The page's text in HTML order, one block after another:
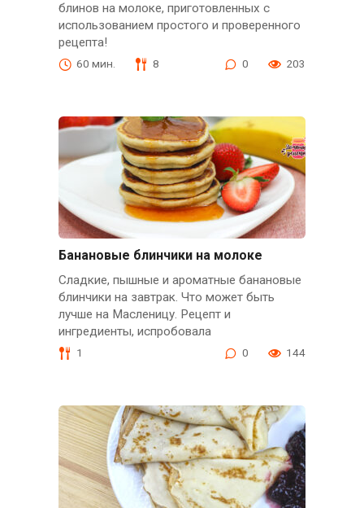
блинов на молоке, приготовленных с
использованием простого и проверенного
рецепта!
60 мин. 8 0 203
Банановые блинчики на молоке
Сладкие, пышные и ароматные банановые
блинчики на завтрак. Что может быть
лучше на Масленицу. Рецепт и
ингредиенты, испробовала
1 0 144